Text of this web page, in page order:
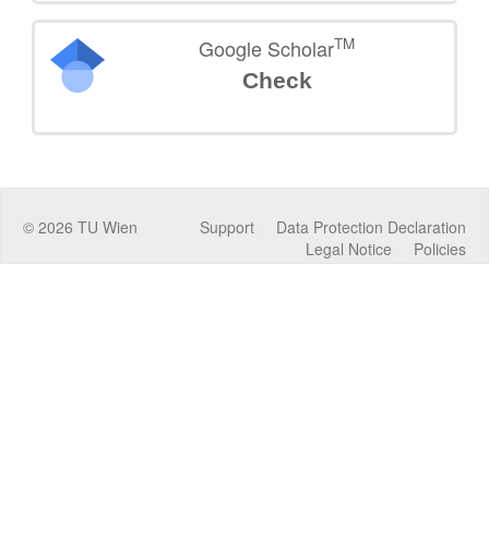
Google ScholarTM
Check
© 2026 TU Wien Data Protection Declaration
Support
Policies
Legal Notice